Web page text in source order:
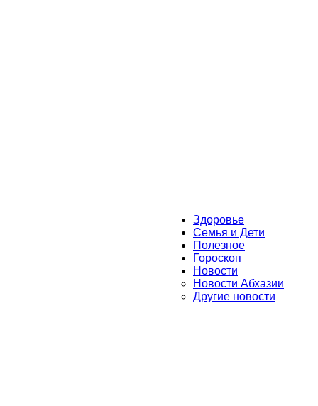
Здоровье
Семья и Дети
Полезное
Гороскоп
Новости
Новости Абхазии
Другие новости